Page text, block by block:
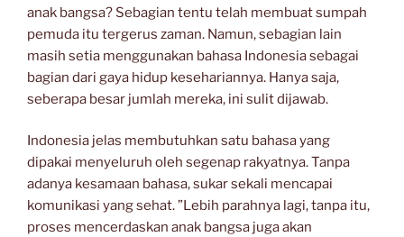
anak bangsa? Sebagian tentu telah membuat sumpah
pemuda itu tergerus zaman. Namun, sebagian lain
masih setia menggunakan bahasa Indonesia sebagai
bagian dari gaya hidup kesehariannya. Hanya saja,
seberapa besar jumlah mereka, ini sulit dijawab.
Indonesia jelas membutuhkan satu bahasa yang
dipakai menyeluruh oleh segenap rakyatnya. Tanpa
adanya kesamaan bahasa, sukar sekali mencapai
komunikasi yang sehat. ”Lebih parahnya lagi, tanpa itu,
proses mencerdaskan anak bangsa juga akan